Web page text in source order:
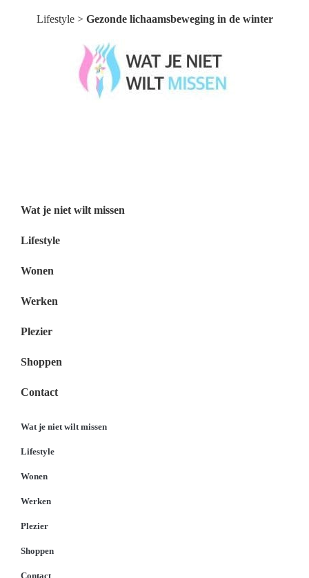
Lifestyle> Gezonde lichaamsbeweging in de winter
Wat je niet wilt missen
Lifestyle
Wonen
Werken
Plezier
Shoppen
Contact
Wat je niet wilt missen
Lifestyle
Wonen
Werken
Plezier
Shoppen
Contact